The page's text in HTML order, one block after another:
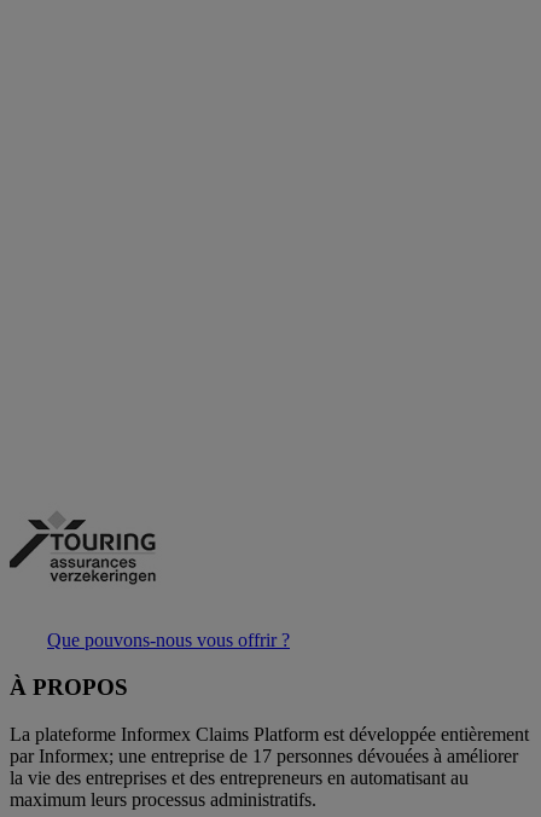
Que pouvons-nous vous offrir ?
À PROPOS
La plateforme Informex Claims Platform est développée entièrement
par Informex; une entreprise de 17 personnes dévouées à améliorer
la vie des entreprises et des entrepreneurs en automatisant au
maximum leurs processus administratifs.